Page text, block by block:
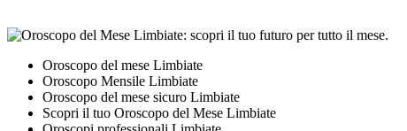
Oroscopo del mese Limbiate
Oroscopo Mensile Limbiate
Oroscopo del mese sicuro Limbiate
Scopri il tuo Oroscopo del Mese Limbiate